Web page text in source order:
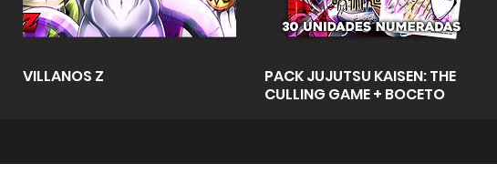
Vista rápida
VILLANOS Z Vista rápida
PACK JUJUTSU KAISEN: THE
CULLING GAME + BOCETO